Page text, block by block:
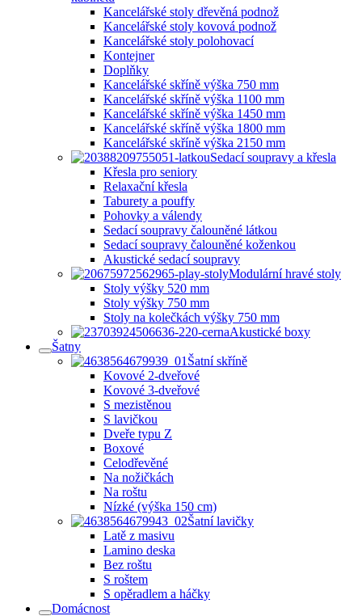
Kancelářské stoly dřevěná podnož
Kancelářské stoly kovová podnož
Kancelářské stoly polohovací
Kontejner
Doplňky
Kancelářské skříně výška 750 mm
Kancelářské skříně výška 1100 mm
Kancelářské skříně výška 1450 mm
Kancelářské skříně výška 1800 mm
Kancelářské skříně výška 2150 mm
Sedací soupravy a křesla
Křesla pro seniory
Relaxační křesla
Taburety a pouffy
Pohovky a válendy
Sedací soupravy čalouněné látkou
Sedací soupravy čalouněné koženkou
Akustické sedací soupravy
Modulární hravé stoly
Stoly výšky 520 mm
Stoly výšky 750 mm
Stoly na kolečkách výšky 750 mm
Akustické boxy
Šatny
Šatní skříně
Kovové 2-dveřové
Kovové 3-dveřové
S mezistěnou
S lavičkou
Dveře typu Z
Boxové
Celodřevěné
Na nožičkách
Na roštu
Nízké (výška 150 cm)
Šatní lavičky
Latě z masivu
Lamino deska
Bez roštu
S roštem
S opěradlem a háčky
Domácnost